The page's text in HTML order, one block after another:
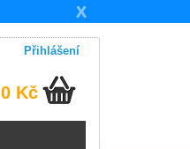
X
Přihlášení
0 Kč